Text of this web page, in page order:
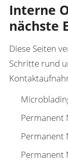
Interne
nächste
Diese Seiten
Schritte rund
Permanent
Permanent
Permanent